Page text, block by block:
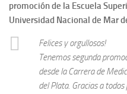
promoción de la Escuela
Universidad Nacional de Mar
Felices y orgullosos!
Tenemos segunda
desde la Carrera de
del Plata. Gracias a